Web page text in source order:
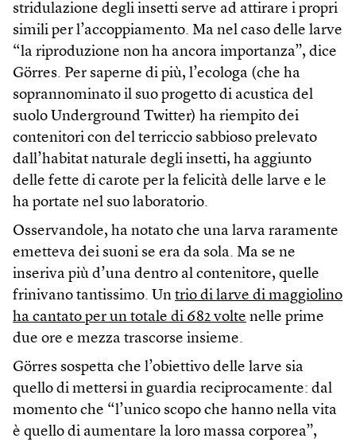
stridulazione degli insetti serve ad attirare i propri
simili per l’accoppiamento. Ma nel caso delle larve
“la riproduzione non ha ancora importanza”, dice
Görres. Per saperne di più, l’ecologa (che ha
soprannominato il suo progetto di acustica del
suolo Underground Twitter) ha riempito dei
contenitori con del terriccio sabbioso prelevato
dall’habitat naturale degli insetti, ha aggiunto
delle fette di carote per la felicità delle larve e le
ha portate nel suo laboratorio.
Osservandole, ha notato che una larva raramente
emetteva dei suoni se era da sola. Ma se ne
inseriva più d’una dentro al contenitore, quelle
frinivano tantissimo. Un trio di larve di maggiolino
ha cantato per un totale di 682 volte nelle prime
due ore e mezza trascorse insieme.
Görres sospetta che l’obiettivo delle larve sia
quello di mettersi in guardia reciprocamente: dal
momento che “l’unico scopo che hanno nella vita
è quello di aumentare la loro massa corporea”,